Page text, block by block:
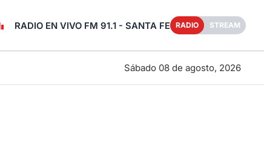
RADIO EN VIVO FM 91.1 - SANTA FE RADIO STREAM
Sábado 08 de agosto, 2026